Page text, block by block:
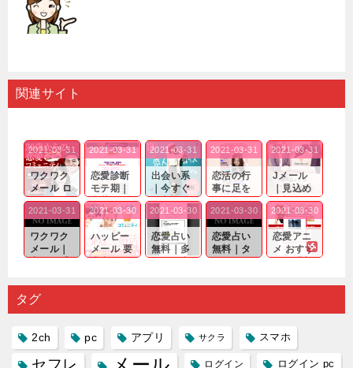
関連サイト
ワクワク
メール ロ
グイン pc
｜心の底
から真
剣...
2021-03-31
恋愛診断
モテ期｜
老若男女
問わ
ず…。
2021-03-31
出会い系
｜今すぐ
仲良くな
れる相手
探しをし
たいと...
2021-03-31
恋活の行
事に足を
運んでも
出会いの
チャンス
が訪れ...
2021-03-31
Jメール
｜見込め
る効果が
確実なも
のであっ
ても…...
2021-03-31
ワクワク
メール｜
出会い系
り会った
人に軽...
2021-03-31
ハッピー
メール 要
注意人物
するので
2021-03-30
恋愛占い
無料｜多
数ある出
プリの内
2021-03-30
恋愛占い
無料｜タ
ーゲット
る人に恋
2021-03-30
恋愛アニ
メ おすす
め｜「心
雑で素人
2021-03-30
タグ
2ch pc アプリ サクラ スマホ
セフレ ログイン ログイン pc